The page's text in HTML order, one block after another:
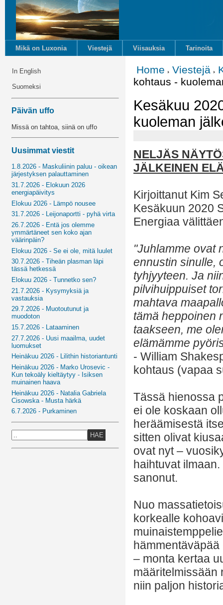
Mikä on Luxonia Viestejä Viisauksia Tarinoita
In English
Suomeksi
Päivän uffo
Missä on tahtoa, siinä on uffo
Uusimmat viestit
1.8.2026 - Maskuliinin paluu - oikean
järjestyksen palauttaminen
31.7.2026 - Elokuun 2026
energiapäivitys
Elokuu 2026 - Lämpö nousee
31.7.2026 - Leijonaportti - pyhä virta
26.7.2026 - Entä jos olemme
ymmärtäneet sen koko ajan
väärinpäin?
Elokuu 2026 - Se ei ole, mitä luulet
30.7.2026 - Tiheän plasman läpi
tässä hetkessä
Elokuu 2026 - Tunnetko sen?
21.7.2026 - Kysymyksiä ja
vastauksia
29.7.2026 - Muotoutunut ja
muodoton
15.7.2026 - Lataaminen
27.7.2026 - Uusi maailma, uudet
luomukset
Heinäkuu 2026 - Lilithin historiantunti
Heinäkuu 2026 - Marko Urosevic -
Kun tekoäly kieltäytyy - Isiksen
muinainen haava
Heinäkuu 2026 - Natalia Gabriela
Cisowska - Musta härkä
6.7.2026 - Purkaminen
HAE
Home Viestejä
kohtaus -
Kesäkuu
kuoleman
NELJÄS
JÄLKEINEN
Kirjoittanut Kim
Kesäkuun 2020
Energiaa
"Juhlamme ovat
ennustin sinulle,
tyhjyyteen. Ja
pilvihuippuiset
mahtava
tämä heppoinen
taakseen, me
elämämme
- William
kohtaus (vapaa
Tässä hienossa
ei ole koskaan
heräämisestä
sitten olivat
ovat nyt –
haihtuvat
sanonut.
Nuo
korkealle
– monta kertaa
määritelmissään
niin paljon